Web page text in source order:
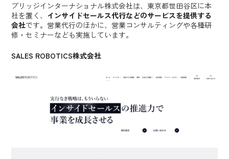
ブリッジインターナショナル株式会社は、東京都世田谷区に本
社を置く、 インサイドセールス代行などのサービスを提供する
会社です。営業代行のほかに、営業コンサルティングや各種研
修・セミナーなども実施しています。
SALES ROBOTICS株式会社